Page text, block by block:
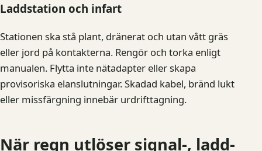
Laddstation och infart
Stationen ska stå plant, dränerat och utan vått gräs
eller jord på kontakterna. Rengör och torka enligt
manualen. Flytta inte nätadapter eller skapa
provisoriska elanslutningar. Skadad kabel, bränd lukt
eller missfärgning innebär urdrifttagning.
När regn utlöser signal-, ladd-